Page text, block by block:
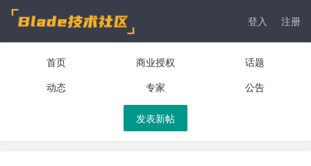
登入 注册
首页 商业授权
话题
动态
专家 公告
发表新帖